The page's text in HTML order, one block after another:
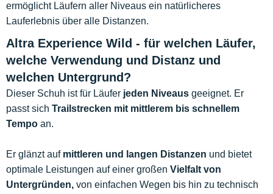
ermöglicht Läufern aller Niveaus ein natürlicheres
Lauferlebnis über alle Distanzen.
Altra Experience Wild - für welchen Läufer,
welche Verwendung und Distanz und
welchen Untergrund?
Dieser Schuh ist für Läufer jeden Niveaus geeignet. Er
passt sich Trailstrecken mit mittlerem bis schnellem
Tempo an.
Er glänzt auf mittleren und langen Distanzen und bietet
optimale Leistungen auf einer großen Vielfalt von
Untergründen, von einfachen Wegen bis hin zu technisch